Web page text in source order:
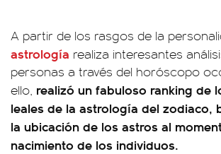
A partir de los rasgos de la
astrología realiza interesantes
personas a través del horóscopo
ello, realizó un fabuloso ranking de
leales de la astrología del zodiaco,
la ubicación de los astros al
nacimiento de los individuos.